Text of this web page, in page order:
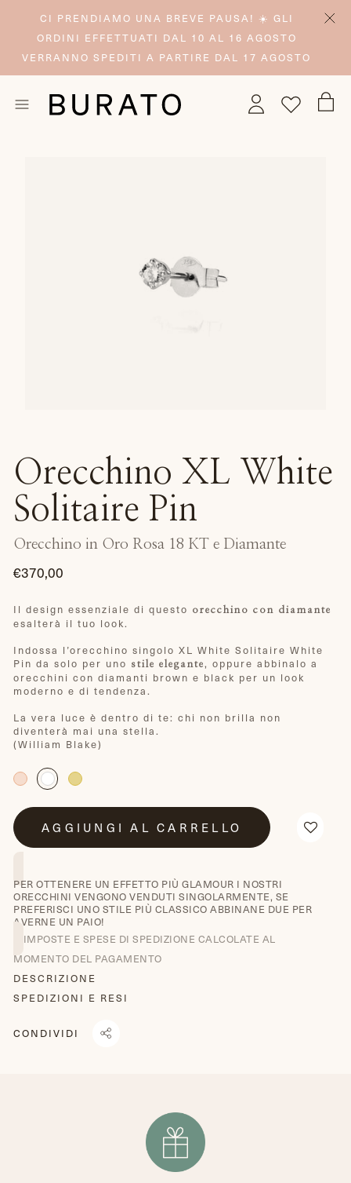
CI PRENDIAMO UNA BREVE PAUSA! ☀️ GLI
ORDINI EFFETTUATI DAL 10 AL 16 AGOSTO
VERRANNO SPEDITI A PARTIRE DAL 17 AGOSTO
Orecchino XL White
Solitaire Pin
Orecchino in Oro Rosa 18 KT e Diamante
€370,00
di
listino
Il design essenziale di questo orecchino con diamante
esalterà il tuo look.
Indossa l’orecchino singolo XL White Solitaire White
Pin da solo per uno
stile elegante, oppure abbinalo a
orecchini con diamanti brown e black per un look
moderno e di tendenza.
La vera luce è dentro di te: chi non brilla non
diventerà mai una stella.
(William Blake)
AGGIUNGI AL CARRELLO
PER OTTENERE UN EFFETTO PIÙ GLAMOUR I NOSTRI
ORECCHINI VENGONO VENDUTI SINGOLARMENTE, SE
PREFERISCI UNO STILE PIÙ CLASSICO ABBINANE DUE PER
AVERNE UN PAIO!
IMPOSTE E SPESE DI SPEDIZIONE CALCOLATE AL
MOMENTO DEL PAGAMENTO
DESCRIZIONE
SPEDIZIONI E RESI
CONDIVIDI